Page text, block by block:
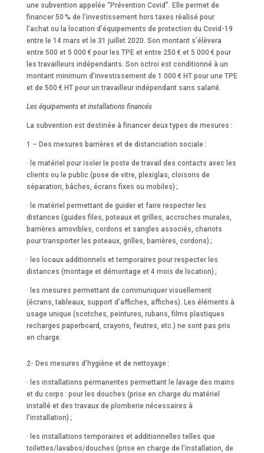
une subvention appelée “Prévention Covid”. Elle permet de
financer 50 % de l’investissement hors taxes réalisé pour
l’achat ou la location d’équipements de protection du Covid-19
entre le 14 mars et le 31 juillet 2020. Son montant s’élèvera
entre 500 et 5 000 € pour les TPE et entre 250 € et 5 000 € pour
les travailleurs indépendants. Son octroi est conditionné à un
montant minimum d’investissement de 1 000 € HT pour une TPE
et de 500 € HT pour un travailleur indépendant sans salarié.
Les équipements et installations financés
La subvention est destinée à financer deux types de mesures :
1 – Des mesures barrières et de distanciation sociale :
· le matériel pour isoler le poste de travail des contacts avec les
clients ou le public (pose de vitre, plexiglas, cloisons de
séparation, bâches, écrans fixes ou mobiles) ;
· le matériel permettant de guider et faire respecter les
distances (guides files, poteaux et grilles, accroches murales,
barrières amovibles, cordons et sangles associés, chariots
pour transporter les poteaux, grilles, barrières, cordons) ;
· les locaux additionnels et temporaires pour respecter les
distances (montage et démontage et 4 mois de location) ;
· les mesures permettant de communiquer visuellement
(écrans, tableaux, support d’affiches, affiches). Les éléments à
usage unique (scotches, peintures, rubans, films plastiques
recharges paperboard, crayons, feutres, etc.) ne sont pas pris
en charge.
2- Des mesures d’hygiène et de nettoyage :
· les installations permanentes permettant le lavage des mains
et du corps : pour les douches (prise en charge du matériel
installé et des travaux de plomberie nécessaires à
l’installation) ;
· les installations temporaires et additionnelles telles que
toilettes/lavabos/douches (prise en charge de l’installation, de